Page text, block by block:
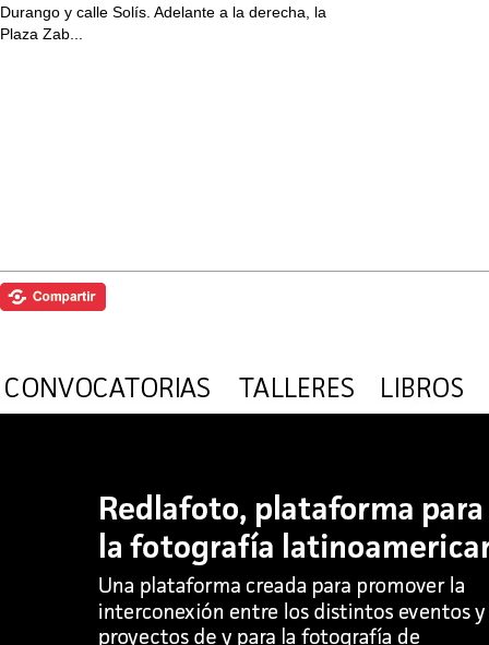
Durango y calle Solís. Adelante a la derecha, la
Plaza Zab...